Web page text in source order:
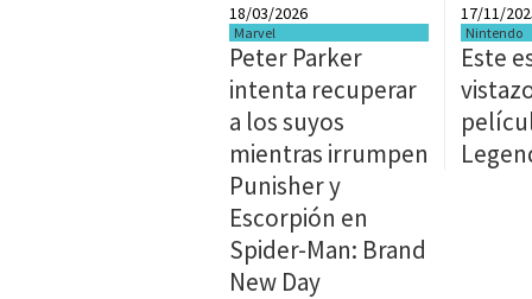
18/03/2026
Marvel
Peter Parker
intenta recuperar
a los suyos
mientras irrumpen
Punisher y
Escorpión en
Spider-Man: Brand
New Day
17/11/
Nintendo
Este